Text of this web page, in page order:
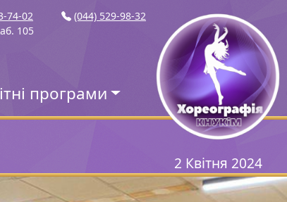
програми
74-02
(044) 529-98-32
105
2 Квітня 2024